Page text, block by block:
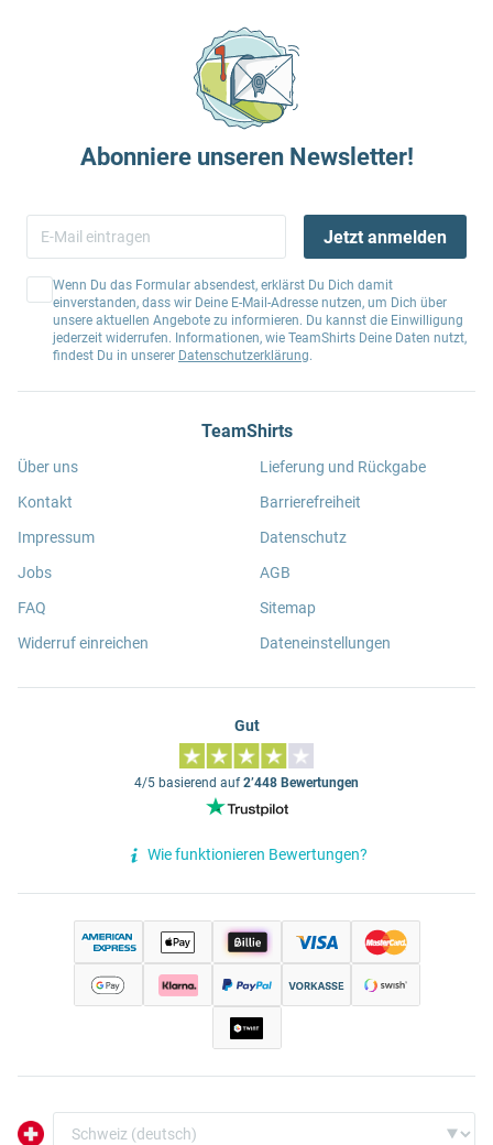
Abonniere unseren Newsletter!
Jetzt anmelden
Wenn Du das Formular absendest, erklärst Du Dich damit
einverstanden, dass wir Deine E-Mail-Adresse nutzen, um Dich über
unsere aktuellen Angebote zu informieren. Du kannst die Einwilligung
jederzeit widerrufen. Informationen, wie TeamShirts Deine Daten nutzt,
findest Du in unserer Datenschutzerklärung.
TeamShirts
Über uns
Kontakt
Impressum
Jobs
FAQ
Widerruf einreichen
Lieferung und Rückgabe
Barrierefreiheit
Datenschutz
AGB
Sitemap
Dateneinstellungen
Gut
4/5 basierend auf2’448 Bewertungen
Wie funktionieren Bewertungen?